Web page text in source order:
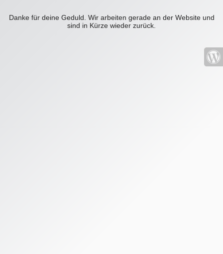
Danke für deine Geduld. Wir arbeiten gerade an der Website und
sind in Kürze wieder zurück.